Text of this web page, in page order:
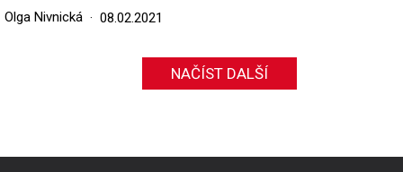
Olga Nivnická 08.02.2021
NAČÍST DALŠÍ